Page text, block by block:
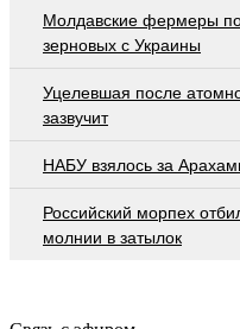
Молдавские фермеры
зерновых с Украины
Уцелевшая после
зазвучит
НАБУ взялось за
Российский морпех
молнии в затылок